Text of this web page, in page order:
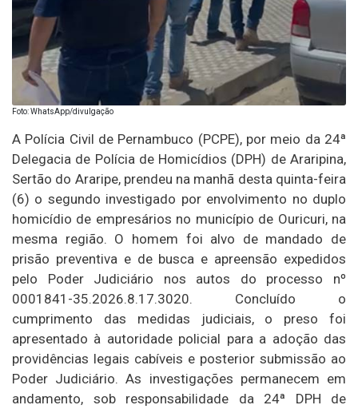
Foto: WhatsApp/divulgação
A Polícia Civil de Pernambuco (PCPE), por meio da 24ª
Delegacia de Polícia de Homicídios (DPH) de Araripina,
Sertão do Araripe, prendeu na manhã desta quinta-feira
(6) o segundo investigado por envolvimento no duplo
homicídio de empresários no município de Ouricuri, na
mesma região. O homem foi alvo de mandado de
prisão preventiva e de busca e apreensão expedidos
pelo Poder Judiciário nos autos do processo nº
0001841-35.2026.8.17.3020. Concluído o
cumprimento das medidas judiciais, o preso foi
apresentado à autoridade policial para a adoção das
providências legais cabíveis e posterior submissão ao
Poder Judiciário. As investigações permanecem em
andamento, sob responsabilidade da 24ª DPH de